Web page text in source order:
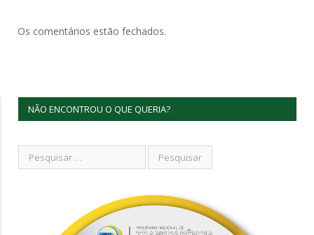
Os comentários estão fechados.
NÃO ENCONTROU O QUE QUERIA?